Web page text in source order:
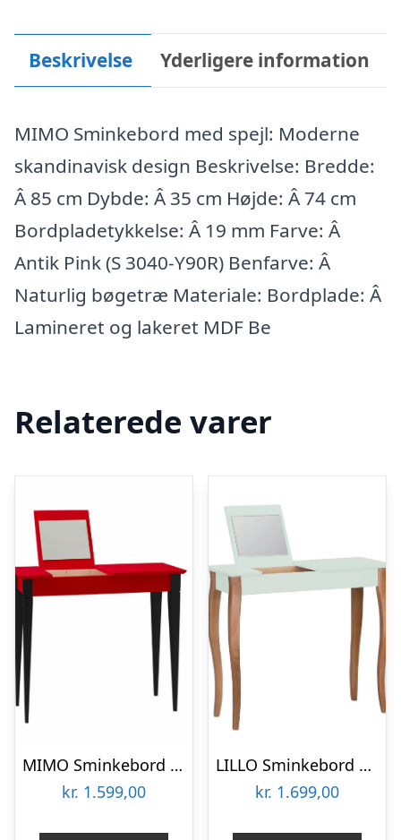
Beskrivelse Yderligere information
MIMO Sminkebord med spejl: Moderne
skandinavisk design Beskrivelse: Bredde:
Â 85 cm Dybde: Â 35 cm Højde: Â 74 cm
Bordpladetykkelse: Â 19 mm Farve: Â
Antik Pink (S 3040-Y90R) Benfarve: Â
Naturlig bøgetræ Materiale: Bordplade: Â
Lamineret og lakeret MDF Be
Relaterede varer
MIMO Sminkebord med spejl – 65×35 cm sorte ben / røde
kr. 1.599,00
LILLO Sminkebord med Spejl 85x35cm Fleeting Mint
kr. 1.699,00